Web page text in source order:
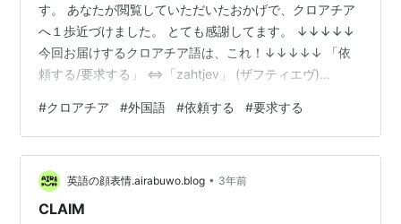
す。 あなたが閲覧していただいたおかげで、クロアチア
へ１歩近づけました。 とても感謝してます。 ↓↓↓↓↓
今回お届けするクロアチア語は、これ！↓↓↓↓↓ 「依
頼する/要求する」 ⇔「zahtjev」 (ザフティエヴ)
語」 (クロアチア語読み) ⇔「英語」
・・・・・・・・・・・・・・・・・・・・・・・・・
・・・・・・・・・・ いかがでしたか？ では、この短い
記事から去る前に、「いらいする/ようきゅうする、ざふ
てぃえヴ」と５回、口に出してください。 次に目を閉
#クロアチア #外国語 #依頼する #要求する
英語の顔表情.airabuwo.blog • 3年前
CLAIM